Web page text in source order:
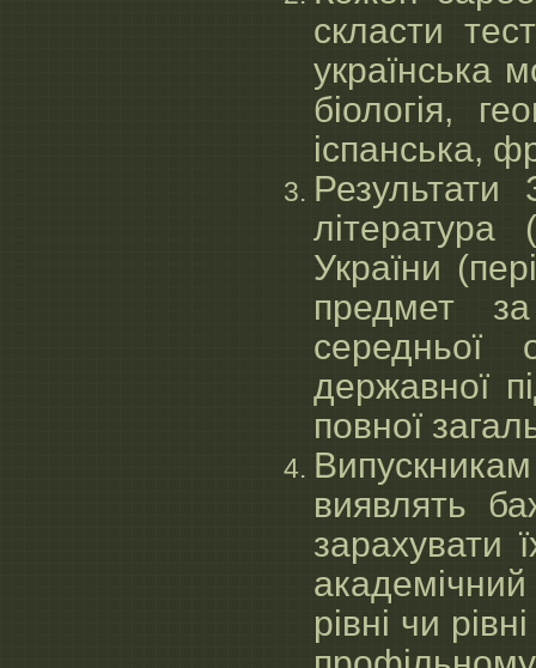
скласти
українська
біологія,
іспанська,
література (
України
предмет
середньої
державної
повної
виявлять
зарахувати
рівні чи